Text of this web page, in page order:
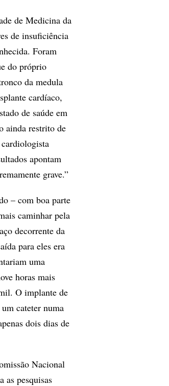
de Medicina da
de insuficiência
Foram
do próprio
da medula
cardíaco,
de saúde em
ainda restrito de
cardiologista
apontam
grave.”
– com boa parte
caminhar pela
decorrente da
para eles era
uma
horas mais
O implante de
cateter numa
dois dias de
Nacional
as pesquisas